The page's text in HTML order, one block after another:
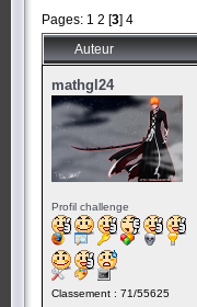
Pages: 1 2 [3] 4
Auteur
mathgl24
Profil challenge
Classement : 71/55625